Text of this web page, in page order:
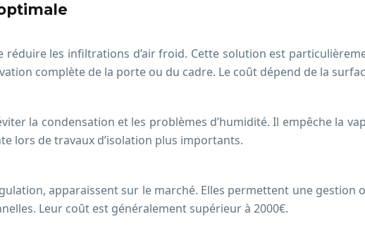
réduire les infiltrations d’air froid. Cette solution est
complète de la porte ou du cadre. Le coût dépend de la
la condensation et les problèmes d’humidité. Il empêche la
lors de travaux d’isolation plus importants.
apparaissent sur le marché. Elles permettent une gestion
Leur coût est généralement supérieur à 2000€.